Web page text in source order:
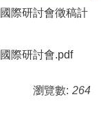
際研討會徵稿計
際研討會.pdf
瀏覽數: 264